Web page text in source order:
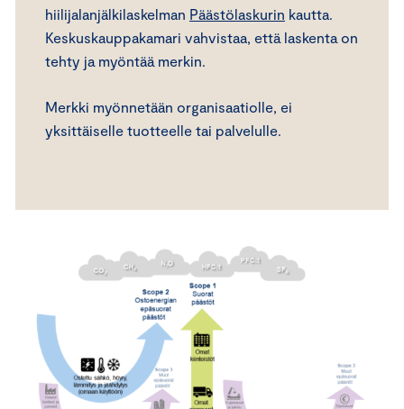
hiilijalanjälkilaskelman Päästölaskurin kautta.
Keskuskauppakamari vahvistaa, että laskenta on
tehty ja myöntää merkin.
Merkki myönnetään organisaatiolle, ei
yksittäiselle tuotteelle tai palvelulle.